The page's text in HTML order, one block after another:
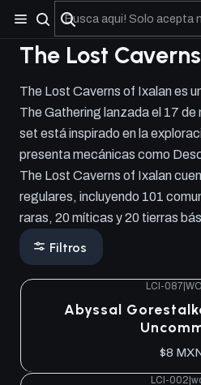
No olviden reportar sus depositos
The Lost
The Lost Caverns of Ixalan es
The Gathering lanzada el 17
set está inspirado en la
presenta mecánicas como
The Lost Caverns of Ixalan
regulares, incluyendo 101
raras, 20 míticas y 20 tierras
Filtros
LCI-087
Abyssal
$8
LCI-002|